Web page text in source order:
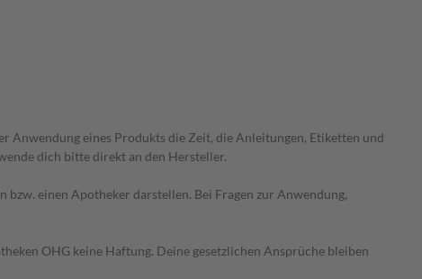
Anwendung eines Produkts die Zeit, die Anleitungen, Etiketten und
dich bitte direkt an den Hersteller.
einen Apotheker darstellen. Bei Fragen zur Anwendung,
OHG keine Haftung. Deine gesetzlichen Ansprüche bleiben